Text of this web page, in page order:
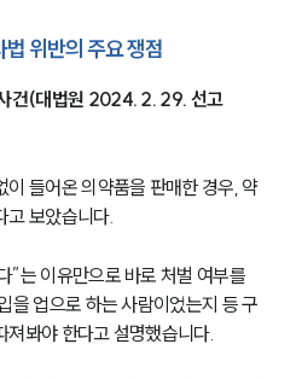
위반의 주요 쟁점
건(대법원 2024. 2. 29. 선고
이 들어온 의약품을 판매한 경우, 약
고 보았습니다.
”는 이유만으로 바로 처벌 여부를
을 업으로 하는 사람이었는지 등 구
져봐야 한다고 설명했습니다.